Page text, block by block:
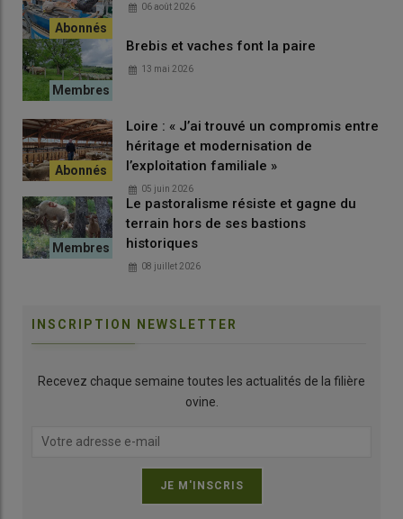
06 août 2026
Brebis et vaches font la paire
13 mai 2026
Loire : « J’ai trouvé un compromis entre
héritage et modernisation de
l’exploitation familiale »
05 juin 2026
Le pastoralisme résiste et gagne du
terrain hors de ses bastions
historiques
08 juillet 2026
INSCRIPTION NEWSLETTER
Recevez chaque semaine toutes les actualités de la filière
ovine.